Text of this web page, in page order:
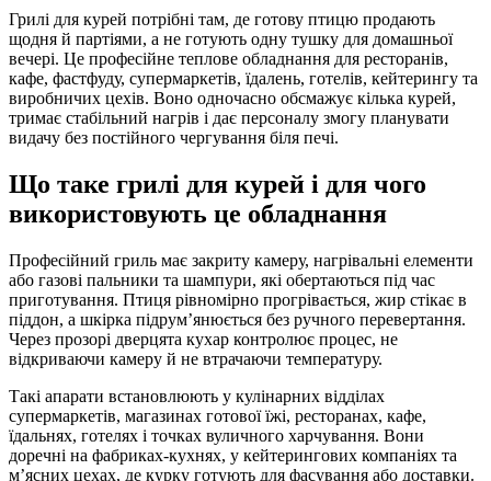
Грилі для курей потрібні там, де готову птицю продають
щодня й партіями, а не готують одну тушку для домашньої
вечері. Це професійне теплове обладнання для ресторанів,
кафе, фастфуду, супермаркетів, їдалень, готелів, кейтерингу та
виробничих цехів. Воно одночасно обсмажує кілька курей,
тримає стабільний нагрів і дає персоналу змогу планувати
видачу без постійного чергування біля печі.
Що таке грилі для курей і для чого
використовують це обладнання
Професійний гриль має закриту камеру, нагрівальні елементи
або газові пальники та шампури, які обертаються під час
приготування. Птиця рівномірно прогрівається, жир стікає в
піддон, а шкірка підрум’янюється без ручного перевертання.
Через прозорі дверцята кухар контролює процес, не
відкриваючи камеру й не втрачаючи температуру.
Такі апарати встановлюють у кулінарних відділах
супермаркетів, магазинах готової їжі, ресторанах, кафе,
їдальнях, готелях і точках вуличного харчування. Вони
доречні на фабриках-кухнях, у кейтерингових компаніях та
м’ясних цехах, де курку готують для фасування або доставки.